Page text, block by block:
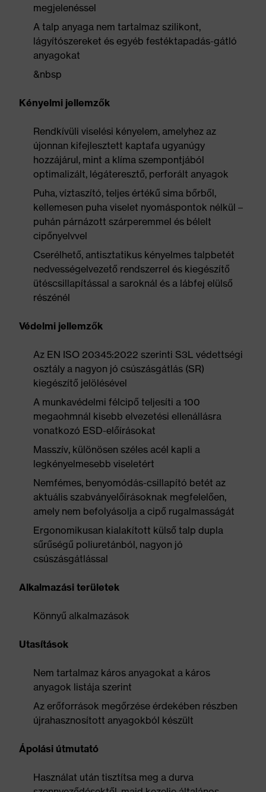
megjelenéssel
A talp anyaga nem tartalmaz szilikont,
lágyítószereket és egyéb festéktapadás-gátló
anyagokat
&nbsp
Kényelmi jellemzők
Rendkívüli viselési kényelem, amelyhez az
újonnan kifejlesztett kaptafa ugyanúgy
hozzájárul, mint a klíma szempontjából
optimalizált, légáteresztő, perforált anyagok
Puha, víztaszító, teljes értékű sima bőrből,
kellemesen puha viselet nyomáspontok nélkül –
puhán párnázott szárperemmel és bélelt
cipőnyelvvel
Cserélhető, antisztatikus kényelmes talpbetét
nedvességelvezető rendszerrel és kiegészítő
ütéscsillapítással a saroknál és a lábfej elülső
részénél
Védelmi jellemzők
Az EN ISO 20345:2022 szerinti S3L védettségi
osztály a nagyon jó csúszásgátlás (SR)
kiegészítő jelölésével
A munkavédelmi félcipő teljesíti a 100
megaohmnál kisebb elvezetési ellenállásra
vonatkozó ESD-előírásokat
Masszív, különösen széles acél kapli a
legkényelmesebb viseletért
Nemfémes, benyomódás-csillapító betét az
aktuális szabványelőírásoknak megfelelően,
amely nem befolyásolja a cipő rugalmasságát
Ergonomikusan kialakított külső talp dupla
sűrűségű poliuretánból, nagyon jó
csúszásgátlással
Alkalmazási területek
Könnyű alkalmazások
Utasítások
Nem tartalmaz káros anyagokat a káros
anyagok listája szerint
Az erőforrások megőrzése érdekében részben
újrahasznosított anyagokból készült
Ápolási útmutató
Használat után tisztítsa meg a durva